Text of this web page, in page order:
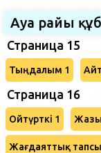
Ауа райы
Страница 15
Тыңдалым 1
Страница 16
Ойтүрткі 1
Жағдаяттық